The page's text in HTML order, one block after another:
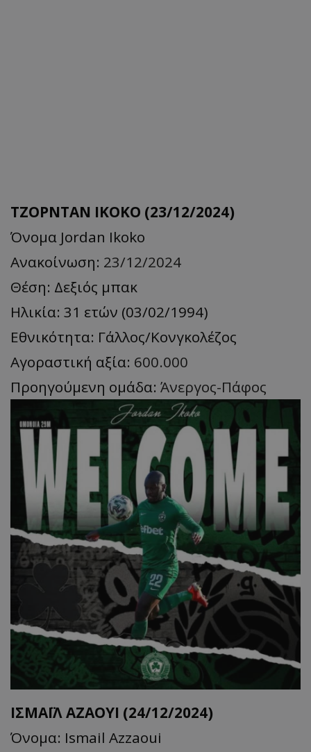
ΤΖΟΡΝΤΑΝ ΙΚΟΚΟ (23/12/2024)
Όνομα Jordan Ikoko
Ανακοίνωση: 23/12/2024
Θέση: Δεξιός μπακ
Ηλικία: 31 ετών (03/02/1994)
Εθνικότητα: Γάλλος/Κονγκολέζος
Αγοραστική αξία: 600.000
Προηγούμενη ομάδα: Άνεργος-Πάφος
ΙΣΜΑΪΛ ΑΖΑΟΥΙ (24/12/2024)
Όνομα: Ismail Azzaoui